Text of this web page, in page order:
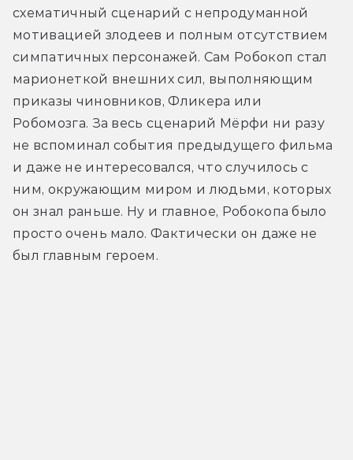
схематичный сценарий с непродуманной
мотивацией злодеев и полным отсутствием
симпатичных персонажей. Сам Робокоп стал
марионеткой внешних сил, выполняющим
приказы чиновников, Фликера или
Робомозга. За весь сценарий Мёрфи ни разу
не вспоминал события предыдущего фильма
и даже не интересовался, что случилось с
ним, окружающим миром и людьми, которых
он знал раньше. Ну и главное, Робокопа было
просто очень мало. Фактически он даже не
был главным героем.